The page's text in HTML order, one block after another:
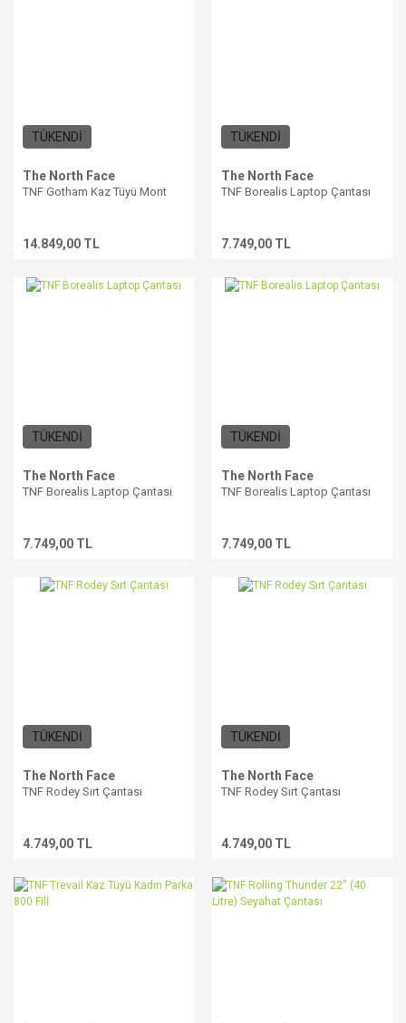
TÜKENDİ
The North Face
TNF Gotham Kaz Tüyü Mont
14.849,00 TL
TÜKENDİ
The North Face
TNF Borealis Laptop Çantası
7.749,00 TL
TÜKENDİ
The North Face
TNF Borealis Laptop Çantası
7.749,00 TL
TÜKENDİ
The North Face
TNF Borealis Laptop Çantası
7.749,00 TL
TÜKENDİ
The North Face
TNF Rodey Sırt Çantası
4.749,00 TL
TÜKENDİ
The North Face
TNF Rodey Sırt Çantası
4.749,00 TL